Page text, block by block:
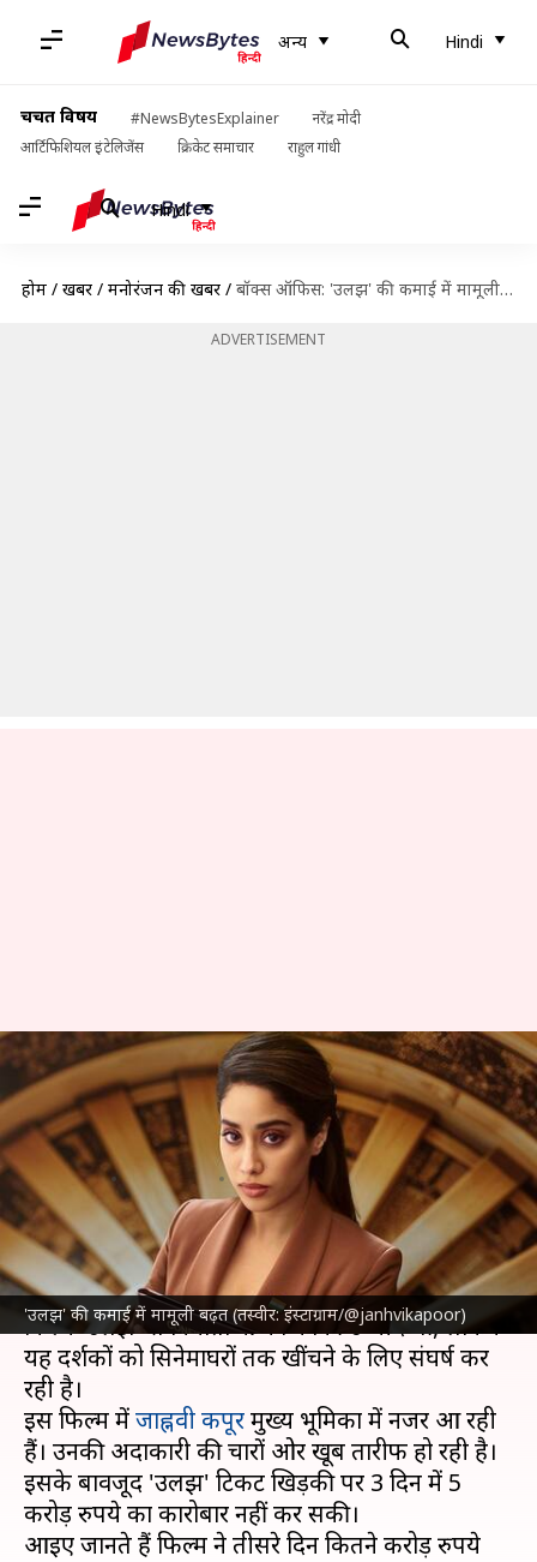
अन्य Hindi
चर्चित विषय #NewsBytesExplainer
नरेंद्र मोदी
आर्टिफिशियल इंटेलिजेंस
क्रिकेट समाचार राहुल गांधी
Hindi
होम / खबरें / मनोरंजन की खबरें / बॉक्स ऑफिस: 'उलझ' की कमाई में मामूली बढ़त, तीसरे दिन खाते में आए इतने करोड़ रुपये
ADVERTISEMENT
'उलझ' की कमाई में मामूली बढ़त (तस्वीर: इंस्टाग्राम/@janhvikapoor)
बॉक्स ऑफिस: 'उलझ' की कमाई में
मामूली बढ़त, तीसरे दिन खाते में आए
इतने करोड़ रुपये
लेखन दीक्षा शर्मा Aug 05, 2024 10:07 am
क्या है खबर?
राष्ट्रीय पुरस्कार विजेता सुधांशु सरिया के निर्देशन में बनी
फिल्म 'उलझ' से निर्माताओं को काफी उम्मीदें थीं, लेकिन
यह दर्शकों को सिनेमाघरों तक खींचने के लिए संघर्ष कर
रही है।
इस फिल्म मेंजाह्नवी कपूरमुख्य भूमिका में नजर आ रही
हैं। उनकी अदाकारी की चारों ओर खूब तारीफ हो रही है।
इसके बावजूद 'उलझ' टिकट खिड़की पर 3 दिन में 5
करोड़ रुपये का कारोबार नहीं कर सकी।
आइए जानते हैं फिल्म ने तीसरे दिन कितने करोड़ रुपये